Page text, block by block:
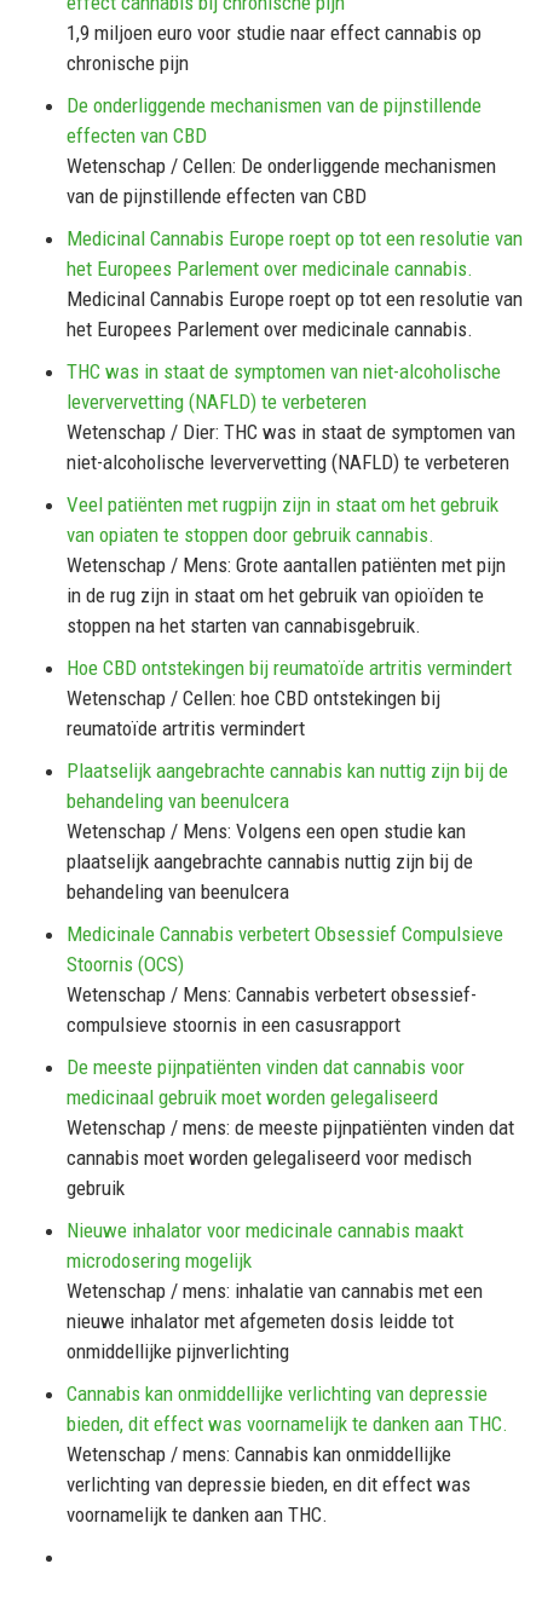
1,9 miljoen euro voor studie naar effect cannabis op
chronische pijn
De onderliggende mechanismen van de pijnstillende
effecten van CBD
Wetenschap / Cellen: De onderliggende mechanismen
van de pijnstillende effecten van CBD
Medicinal Cannabis Europe roept op tot een resolutie van
het Europees Parlement over medicinale cannabis.
Medicinal Cannabis Europe roept op tot een resolutie van
het Europees Parlement over medicinale cannabis.
THC was in staat de symptomen van niet-alcoholische
leververvetting (NAFLD) te verbeteren
Wetenschap / Dier: THC was in staat de symptomen van
niet-alcoholische leververvetting (NAFLD) te verbeteren
Veel patiënten met rugpijn zijn in staat om het gebruik
van opiaten te stoppen door gebruik cannabis.
Wetenschap / Mens: Grote aantallen patiënten met pijn
in de rug zijn in staat om het gebruik van opioïden te
stoppen na het starten van cannabisgebruik.
Hoe CBD ontstekingen bij reumatoïde artritis vermindert
Wetenschap / Cellen: hoe CBD ontstekingen bij
reumatoïde artritis vermindert
Plaatselijk aangebrachte cannabis kan nuttig zijn bij de
behandeling van beenulcera
Wetenschap / Mens: Volgens een open studie kan
plaatselijk aangebrachte cannabis nuttig zijn bij de
behandeling van beenulcera
Medicinale Cannabis verbetert Obsessief Compulsieve
Stoornis (OCS)
Wetenschap / Mens: Cannabis verbetert obsessief-
compulsieve stoornis in een casusrapport
De meeste pijnpatiënten vinden dat cannabis voor
medicinaal gebruik moet worden gelegaliseerd
Wetenschap / mens: de meeste pijnpatiënten vinden dat
cannabis moet worden gelegaliseerd voor medisch
gebruik
Nieuwe inhalator voor medicinale cannabis maakt
microdosering mogelijk
Wetenschap / mens: inhalatie van cannabis met een
nieuwe inhalator met afgemeten dosis leidde tot
onmiddellijke pijnverlichting
Cannabis kan onmiddellijke verlichting van depressie
bieden, dit effect was voornamelijk te danken aan THC.
Wetenschap / mens: Cannabis kan onmiddellijke
verlichting van depressie bieden, en dit effect was
voornamelijk te danken aan THC.